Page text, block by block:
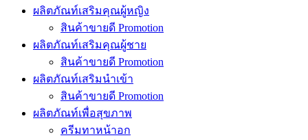
ผลิตภัณท์เสริมคุณผู้หญิง
สินค้าขายดี Promotion
ผลิตภัณท์เสริมคุณผู้ชาย
สินค้าขายดี Promotion
ผลิตภัณท์เสริมนำเข้า
สินค้าขายดี Promotion
ผลิตภัณท์เพื่อสุขภาพ
ครีมทาหน้าอก